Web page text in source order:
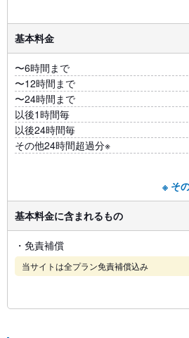
基本料金
〜6時間まで
〜12時間まで
〜24時間まで
以後1時間毎
以後24時間毎
その他24時間超過分※
※ そ
基本料金に含まれるもの
・免責補償
当サイトは全プラン免責補償込み